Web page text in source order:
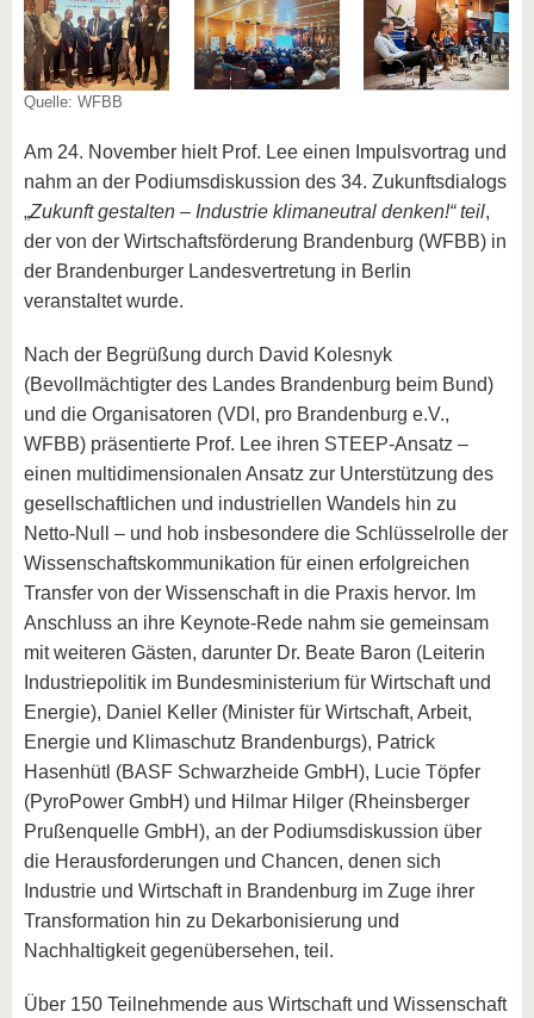
Quelle: WFBB
Am 24. November hielt Prof. Lee einen Impulsvortrag und
nahm an der Podiumsdiskussion des 34. Zukunftsdialogs
„Zukunft gestalten – Industrie klimaneutral denken!“ teil,
der von der Wirtschaftsförderung Brandenburg (WFBB) in
der Brandenburger Landesvertretung in Berlin
veranstaltet wurde.
Nach der Begrüßung durch David Kolesnyk
(Bevollmächtigter des Landes Brandenburg beim Bund)
und die Organisatoren (VDI, pro Brandenburg e.V.,
WFBB) präsentierte Prof. Lee ihren STEEP-Ansatz –
einen multidimensionalen Ansatz zur Unterstützung des
gesellschaftlichen und industriellen Wandels hin zu
Netto-Null – und hob insbesondere die Schlüsselrolle der
Wissenschaftskommunikation für einen erfolgreichen
Transfer von der Wissenschaft in die Praxis hervor. Im
Anschluss an ihre Keynote-Rede nahm sie gemeinsam
mit weiteren Gästen, darunter Dr. Beate Baron (Leiterin
Industriepolitik im Bundesministerium für Wirtschaft und
Energie), Daniel Keller (Minister für Wirtschaft, Arbeit,
Energie und Klimaschutz Brandenburgs), Patrick
Hasenhütl (BASF Schwarzheide GmbH), Lucie Töpfer
(PyroPower GmbH) und Hilmar Hilger (Rheinsberger
Prußenquelle GmbH), an der Podiumsdiskussion über
die Herausforderungen und Chancen, denen sich
Industrie und Wirtschaft in Brandenburg im Zuge ihrer
Transformation hin zu Dekarbonisierung und
Nachhaltigkeit gegenübersehen, teil.
Über 150 Teilnehmende aus Wirtschaft und Wissenschaft